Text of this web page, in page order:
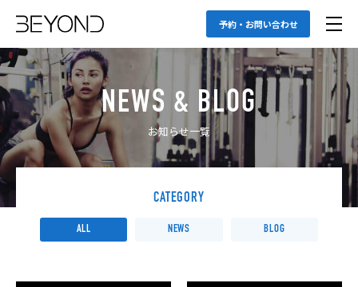
予約・お問い合わせ
NEWS & BLOG
お知らせ一覧
CATEGORY
ALL NEWS BLOG